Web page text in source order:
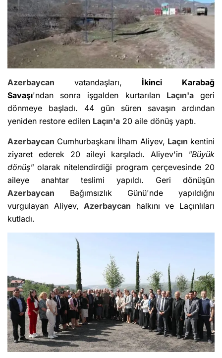
Azerbaycan vatandaşları, İkinci Karabağ
Savaşı'ndan sonra işgalden kurtarılan Laçın'ageri
dönmeye başladı. 44 gün süren savaşın ardından
yeniden restore edilen Laçın'a 20 aile dönüş yaptı.
Azerbaycan Cumhurbaşkanı İlham Aliyev, Laçın kentini
ziyaret ederek 20 aileyi karşıladı. Aliyev'in "Büyük
dönüş" olarak nitelendirdiği program çerçevesinde 20
aileye anahtar teslimi yapıldı. Geri dönüşün
Azerbaycan Bağımsızlık Günü'nde yapıldığnı
vurgulayan Aliyev,Azerbaycan halkını ve Laçınlıları
kutladı.